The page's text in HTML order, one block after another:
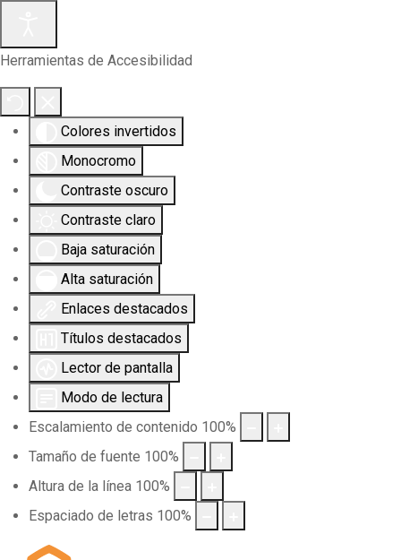
Herramientas de Accesibilidad
Colores invertidos
Monocromo
Contraste oscuro
Contraste claro
Baja saturación
Alta saturación
Enlaces destacados
Títulos destacados
Lector de pantalla
Modo de lectura
Escalamiento de contenido 100%
Tamaño de fuente 100%
Altura de la línea 100%
Espaciado de letras 100%